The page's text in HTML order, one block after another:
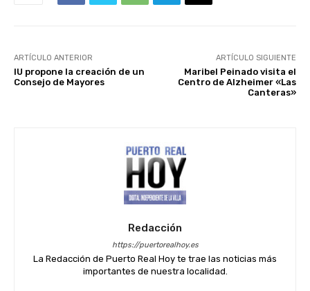
ARTÍCULO ANTERIOR
IU propone la creación de un
Consejo de Mayores
ARTÍCULO SIGUIENTE
Maribel Peinado visita el
Centro de Alzheimer «Las
Canteras»
Redacción
https://puertorealhoy.es
La Redacción de Puerto Real Hoy te trae las noticias más
importantes de nuestra localidad.